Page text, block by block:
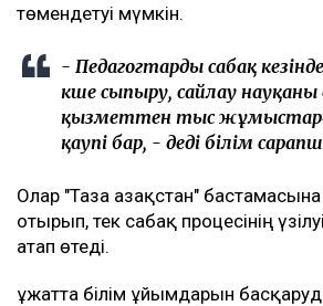
төмендетуі мүмкін.
- Педагогтарды сабақ кезінде
көше сыпыру, сайлау
қызметтен тыс
қаупі бар, - деді білім
Олар "Таза Қазақстан"
отырып, тек сабақ процесінің
атап өтеді.
Құжатта білім ұйымдарын